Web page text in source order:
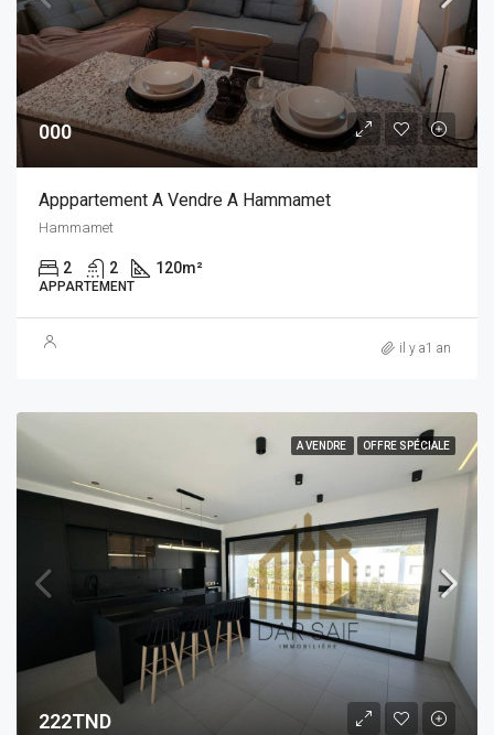
000
Apppartement A Vendre A Hammamet
Hammamet
2 2 120m²
APPARTEMENT
il y a1 an
A VENDRE OFFRE SPÉCIALE
222TND